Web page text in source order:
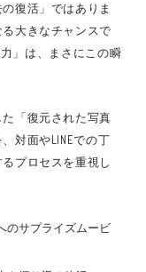
復活」ではありま
大きなチャンスで
」は、まさにこの瞬
「復元された写真
対面やLINEでの丁
プロセスを重視し
のサプライズムービ